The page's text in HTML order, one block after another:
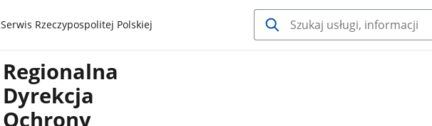
gov.pl
Serwis Rzeczypospolitej Polskiej
Regionalna
Dyrekcja
Ochrony